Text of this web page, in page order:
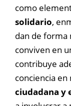
como
solidario,
dan de forma
conviven en
contribuye
conciencia en
ciudadana y